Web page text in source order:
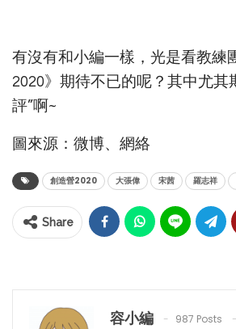
有沒有和小編一樣，光是看教練
2020》期待不已的呢？其中尤其
評”啊~
圖來源：微博、網絡
創造營2020 大張偉 宋茜 羅志祥
Share
容小編 987 Posts